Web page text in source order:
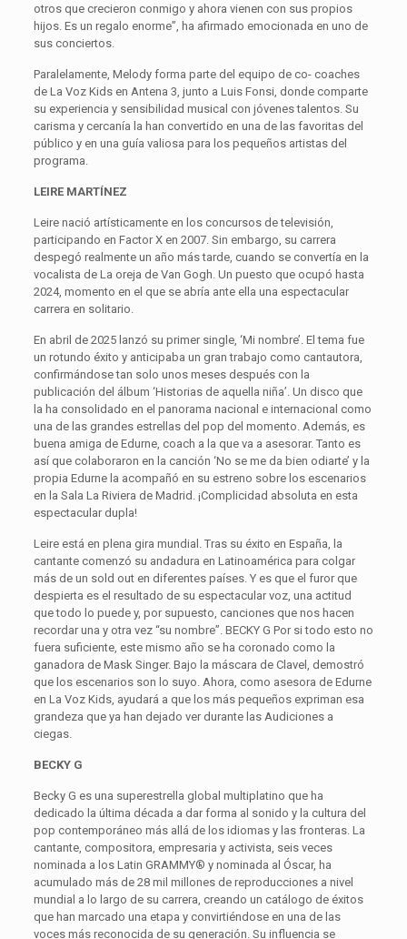
otros que crecieron conmigo y ahora vienen con sus propios
hijos. Es un regalo enorme”, ha afirmado emocionada en uno de
sus conciertos.
Paralelamente, Melody forma parte del equipo de co- coaches
de La Voz Kids en Antena 3, junto a Luis Fonsi, donde comparte
su experiencia y sensibilidad musical con jóvenes talentos. Su
carisma y cercanía la han convertido en una de las favoritas del
público y en una guía valiosa para los pequeños artistas del
programa.
LEIRE MARTÍNEZ
Leire nació artísticamente en los concursos de televisión,
participando en Factor X en 2007. Sin embargo, su carrera
despegó realmente un año más tarde, cuando se convertía en la
vocalista de La oreja de Van Gogh. Un puesto que ocupó hasta
2024, momento en el que se abría ante ella una espectacular
carrera en solitario.
En abril de 2025 lanzó su primer single, ‘Mi nombre’. El tema fue
un rotundo éxito y anticipaba un gran trabajo como cantautora,
confirmándose tan solo unos meses después con la
publicación del álbum ‘Historias de aquella niña’. Un disco que
la ha consolidado en el panorama nacional e internacional como
una de las grandes estrellas del pop del momento. Además, es
buena amiga de Edurne, coach a la que va a asesorar. Tanto es
así que colaboraron en la canción ‘No se me da bien odiarte’ y la
propia Edurne la acompañó en su estreno sobre los escenarios
en la Sala La Riviera de Madrid. ¡Complicidad absoluta en esta
espectacular dupla!
Leire está en plena gira mundial. Tras su éxito en España, la
cantante comenzó su andadura en Latinoamérica para colgar
más de un sold out en diferentes países. Y es que el furor que
despierta es el resultado de su espectacular voz, una actitud
que todo lo puede y, por supuesto, canciones que nos hacen
recordar una y otra vez “su nombre”. BECKY G Por si todo esto no
fuera suficiente, este mismo año se ha coronado como la
ganadora de Mask Singer. Bajo la máscara de Clavel, demostró
que los escenarios son lo suyo. Ahora, como asesora de Edurne
en La Voz Kids, ayudará a que los más pequeños expriman esa
grandeza que ya han dejado ver durante las Audiciones a
ciegas.
BECKY G
Becky G es una superestrella global multiplatino que ha
dedicado la última década a dar forma al sonido y la cultura del
pop contemporáneo más allá de los idiomas y las fronteras. La
cantante, compositora, empresaria y activista, seis veces
nominada a los Latin GRAMMY® y nominada al Óscar, ha
acumulado más de 28 mil millones de reproducciones a nivel
mundial a lo largo de su carrera, creando un catálogo de éxitos
que han marcado una etapa y convirtiéndose en una de las
voces más reconocida de su generación. Su influencia se